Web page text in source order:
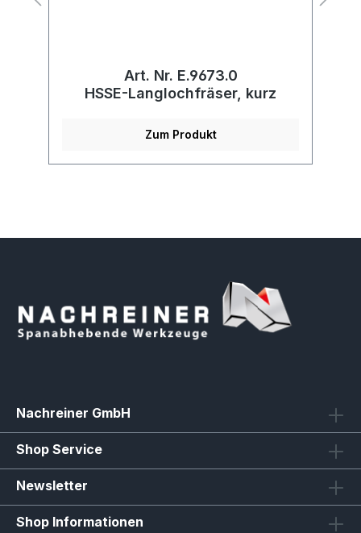
Art. Nr. E.9673.0
HSSE-Langlochfräser, kurz
Zum Produkt
Nachreiner GmbH
Shop Service
Newsletter
Shop Informationen